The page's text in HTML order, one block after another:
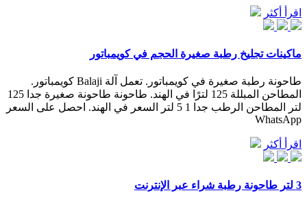
اقرأ أكثر
ماكينات تجليخ رطبة صغيرة الحجم في كويمباتور
طاحونة رطبة صغيرة في كويمباتور. تعمل آلة Balaji كويمباتور.
المطاحن المبللة 125 لترًا في الهند. طاحونة طاحونة صغيرة جدا 125
لتر المطاحن الرطب جدا 1 5 لتر السعر في الهند. احصل على السعر
WhatsApp
اقرأ أكثر
3 لتر طاحونة رطبة شراء عبر الإنترنت